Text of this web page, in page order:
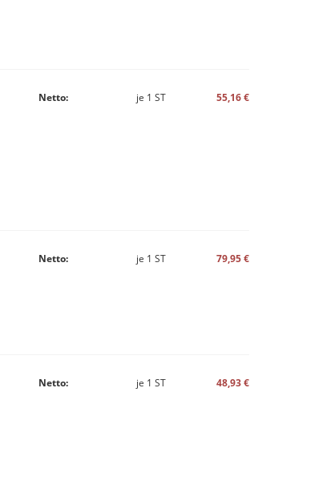
Netto: je 1 ST 55,16 €
Netto: je 1 ST 79,95 €
Netto: je 1 ST 48,93 €